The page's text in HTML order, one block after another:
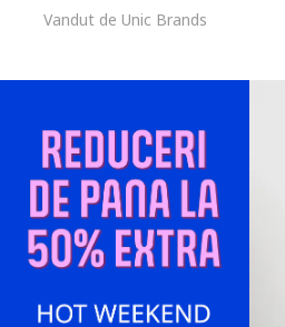
Vandut de Unic Brands